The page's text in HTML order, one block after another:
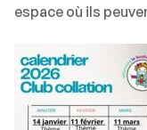
espace où ils